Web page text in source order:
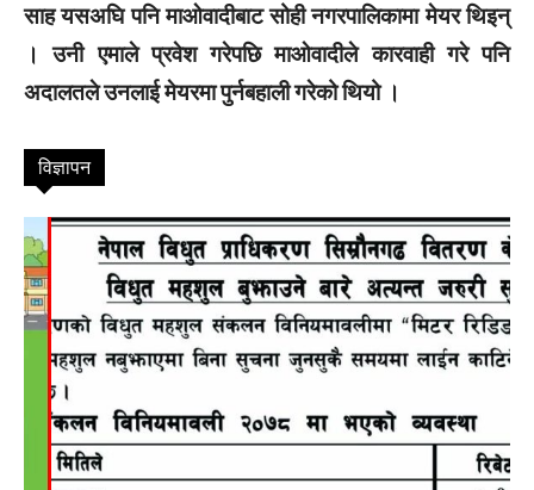
साह यसअघि पनि माओवादीबाट सोही नगरपालिकामा मेयर थिइन्
। उनी एमाले प्रवेश गरेपछि माओवादीले कारवाही गरे पनि
अदालतले उनलाई मेयरमा पुर्नबहाली गरेको थियो ।
विज्ञापन